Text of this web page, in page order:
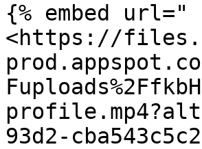
{% embed url="
<https://
93d2-